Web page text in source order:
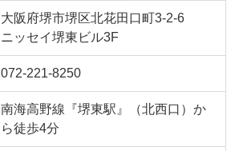
大阪府堺市堺区北花田口町3-2-6
ニッセイ堺東ビル3F
072-221-8250
南海高野線『堺東駅』（北西口）か
ら徒歩4分